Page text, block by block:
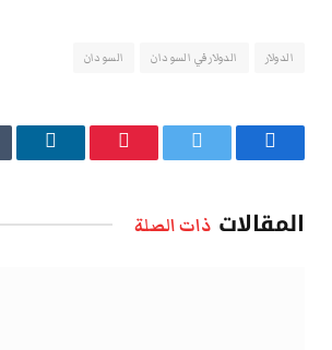
الدولار الدولار في السودان السودان
فيسبوك تويتر بينتيريستلينكدإن
المقالات ذات الصلة